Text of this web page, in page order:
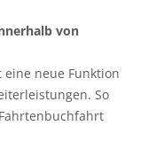
von
neue Funktion
So